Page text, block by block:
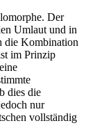
Der
Umlaut und in
die Kombination
im Prinzip
dies die
nur
vollständig